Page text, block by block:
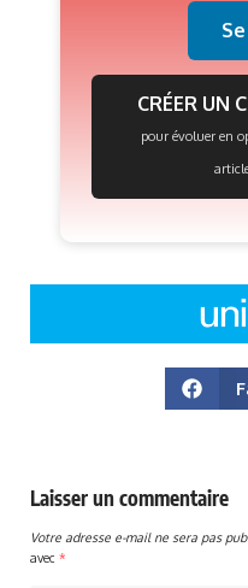
CRÉER UN
pour évoluer en
Laisser un commentaire
Votre adresse e-mail ne sera pas
avec *